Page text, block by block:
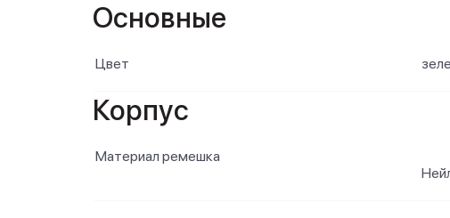
Основные
Цвет
Корпус
Материал ремешка